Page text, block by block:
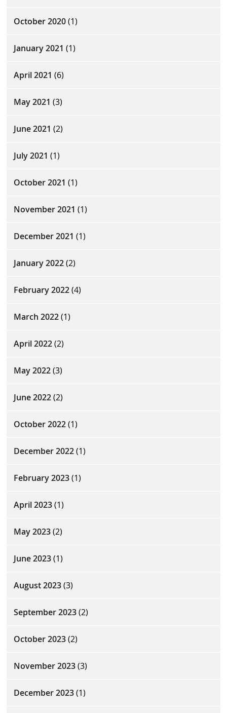
October 2020(1)
January 2021 (1)
April 2021 (6)
May 2021 (3)
June 2021 (2)
July 2021 (1)
October 2021 (1)
November 2021 (1)
December 2021 (1)
January 2022(2)
February 2022(4)
March 2022(1)
April 2022(2)
May 2022(3)
June 2022(2)
October 2022(1)
December 2022(1)
February 2023(1)
April 2023(1)
May 2023(2)
June 2023(1)
August 2023(3)
September 2023(2)
October 2023(2)
November 2023(3)
December 2023(1)